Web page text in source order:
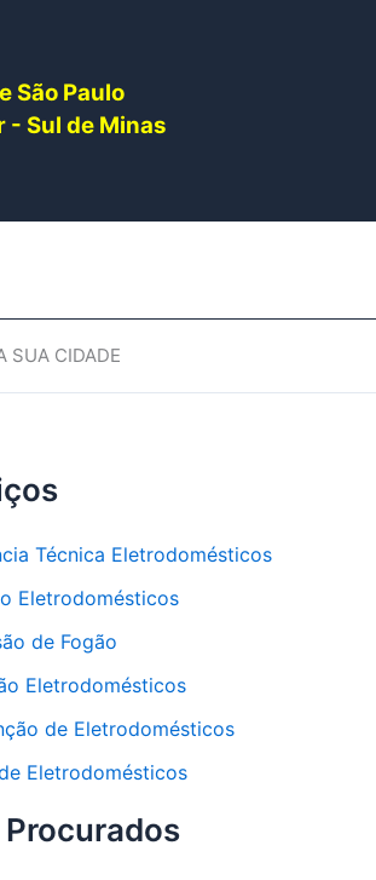
São Paulo
- Sul de Minas
SUA CIDADE
Técnica Eletrodomésticos
Eletrodomésticos
de Fogão
Eletrodomésticos
de Eletrodomésticos
Eletrodomésticos